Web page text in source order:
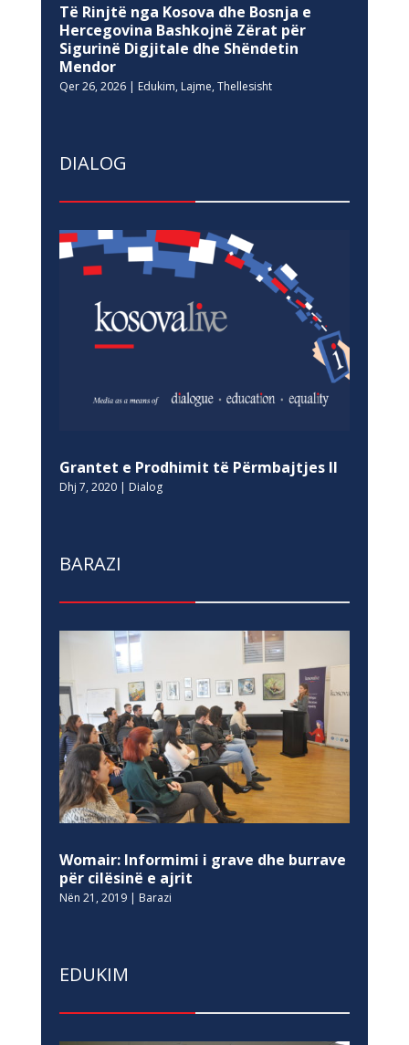
Të Rinjtë nga Kosova dhe Bosnja e
Hercegovina Bashkojnë Zërat për
Sigurinë Digjitale dhe Shëndetin
Mendor
Qer 26, 2026| Edukim, Lajme, Thellesisht
DIALOG
Grantet e Prodhimit të Përmbajtjes II
Dhj 7, 2020| Dialog
BARAZI
Womair: Informimi i grave dhe burrave
për cilësinë e ajrit
Nën 21, 2019| Barazi
EDUKIM